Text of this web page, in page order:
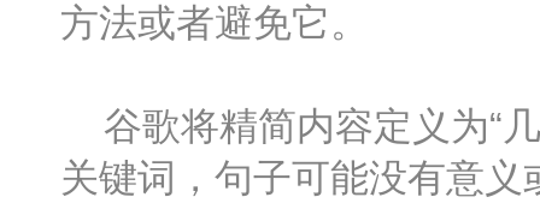
方法或者避免它。
谷歌将精简内容定义为“
关键词，句子可能没有意